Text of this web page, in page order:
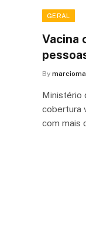
GERAL
Vacina
By
Ministério
cobertura
com mais